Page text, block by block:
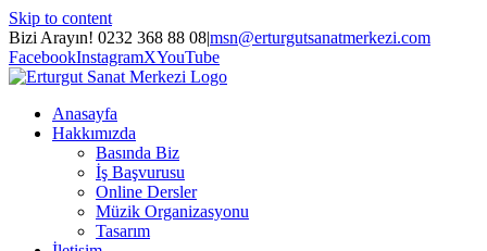
Skip to content
Bizi Arayın! 0232 368 88 08|msn@erturgutsanatmerkezi.com
FacebookInstagramXYouTube
Anasayfa
Hakkımızda
Basında Biz
İş Başvurusu
Online Dersler
Müzik Organizasyonu
Tasarım